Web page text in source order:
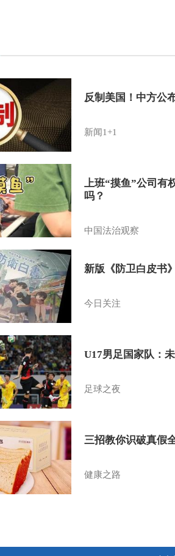
反制美国！中方公
新闻1+1
上班“摸鱼”公司有
吗？
中国法治观察
新版《防卫白皮书
今日关注
U17男足国家队：
足球之夜
三招教你识破真假
健康之路